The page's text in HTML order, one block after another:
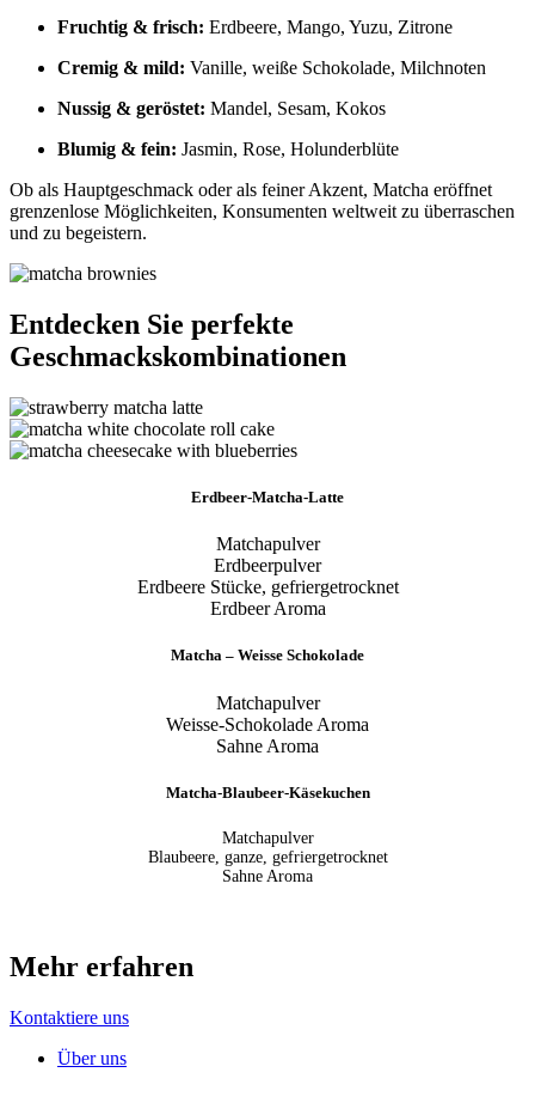
Fruchtig & frisch: Erdbeere, Mango, Yuzu, Zitrone
Cremig & mild: Vanille, weiße Schokolade, Milchnoten
Nussig & geröstet: Mandel, Sesam, Kokos
Blumig & fein: Jasmin, Rose, Holunderblüte
Ob als Hauptgeschmack oder als feiner Akzent, Matcha eröffnet
grenzenlose Möglichkeiten, Konsumenten weltweit zu überraschen
und zu begeistern.
Entdecken Sie perfekte
Geschmackskombinationen
Erdbeer-Matcha-Latte
Matchapulver
Erdbeerpulver
Erdbeere Stücke, gefriergetrocknet
Erdbeer Aroma
Matcha – Weisse Schokolade
Matchapulver
Weisse-Schokolade Aroma
Sahne Aroma
Matcha-Blaubeer-Käsekuchen
Matchapulver
Blaubeere, ganze, gefriergetrocknet
Sahne Aroma
Mehr erfahren
Kontaktiere uns
Über uns